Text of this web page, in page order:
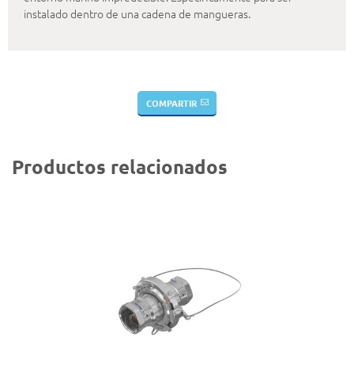
instalado dentro de una cadena de mangueras.
COMPARTIR
Productos relacionados